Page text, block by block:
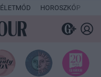
ÉLETMÓD HOROSZKÓP